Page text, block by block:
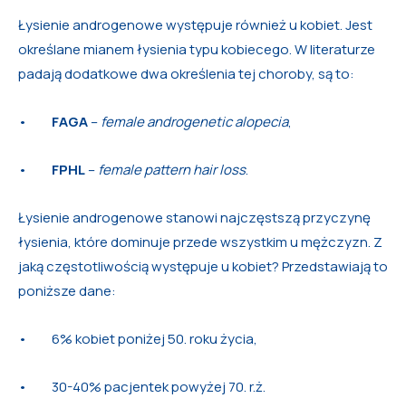
Łysienie androgenowe występuje również u kobiet. Jest
określane mianem łysienia typu kobiecego. W literaturze
padają dodatkowe dwa określenia tej choroby, są to:
• FAGA– female androgenetic alopecia,
• FPHL– female pattern hair loss.
Łysienie androgenowe stanowi najczęstszą przyczynę
łysienia, które dominuje przede wszystkim u mężczyzn. Z
jaką częstotliwością występuje u kobiet? Przedstawiają to
poniższe dane:
• 6% kobiet poniżej 50. roku życia,
• 30-40% pacjentek powyżej 70. r.ż.